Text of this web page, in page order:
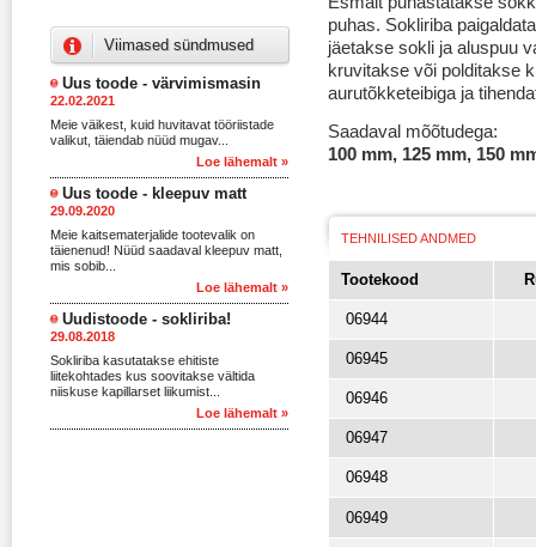
Viimased sündmused
Uus toode - värvimismasin
22.02.2021
Meie väikest, kuid huvitavat tööriistade
valikut, täiendab nüüd mugav...
Loe lähemalt »
Uus toode - kleepuv matt
29.09.2020
Meie kaitsematerjalide tootevalik on
täienenud! Nüüd saadaval kleepuv matt,
mis sobib...
Loe lähemalt »
Uudistoode - sokliriba!
29.08.2018
Sokliriba kasutatakse ehitiste
liitekohtades kus soovitakse vältida
niiskuse kapillarset liikumist...
Loe lähemalt »
puhas. Sokliriba
jäetakse sokli ja aluspuu
kruvitakse või polditakse
aurutõkketeibiga ja
Saadaval mõõtudega:
100 mm, 125 mm, 150
TEHNILISED ANDMED
Tootekood
06944
06945
06946
06947
06948
06949